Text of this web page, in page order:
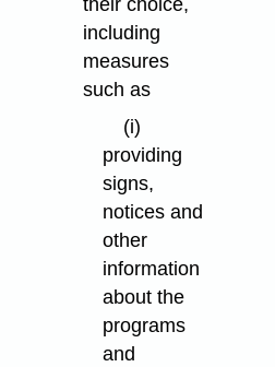
including
measures
such as
(i)
providing
signs,
notices and
other
information
about the
programs
and